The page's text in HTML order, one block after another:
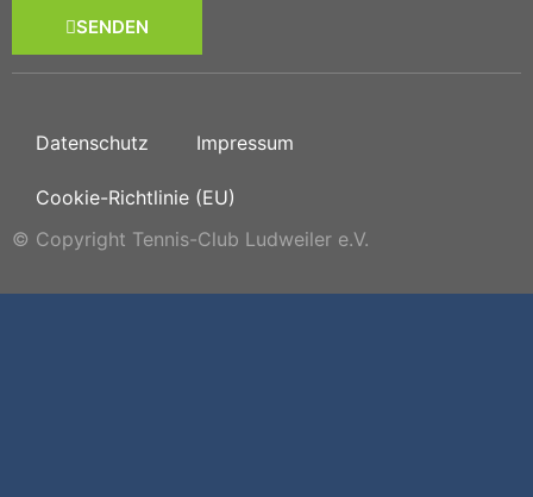
SENDEN
Datenschutz Impressum
Cookie-Richtlinie (EU)
© Copyright Tennis-Club Ludweiler e.V.